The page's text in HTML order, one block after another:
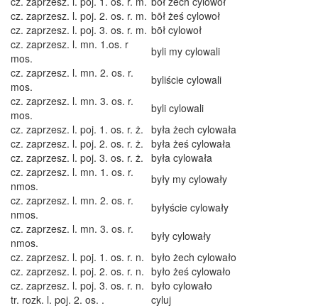
cz. zaprzesz. l. poj. 2. os. r. m. bōł żeś cylowoł
cz. zaprzesz. l. poj. 3. os. r. m. bōł cylowoł
cz. zaprzesz. l. mn. 1.os. r
mos.
byli my cylowali
cz. zaprzesz. l. mn. 2. os. r.
mos.
byliście cylowali
cz. zaprzesz. l. mn. 3. os. r.
mos.
byli cylowali
cz. zaprzesz. l. poj. 1. os. r. ż. była żech cylowała
cz. zaprzesz. l. poj. 2. os. r. ż. była żeś cylowała
cz. zaprzesz. l. poj. 3. os. r. ż. była cylowała
cz. zaprzesz. l. mn. 1. os. r.
nmos.
były my cylowały
cz. zaprzesz. l. mn. 2. os. r.
nmos.
byłyście cylowały
cz. zaprzesz. l. mn. 3. os. r.
nmos.
były cylowały
cz. zaprzesz. l. poj. 1. os. r. n. było żech cylowało
cz. zaprzesz. l. poj. 2. os. r. n. było żeś cylowało
cz. zaprzesz. l. poj. 3. os. r. n. było cylowało
tr. rozk. l. poj. 2. os. .
cyluj